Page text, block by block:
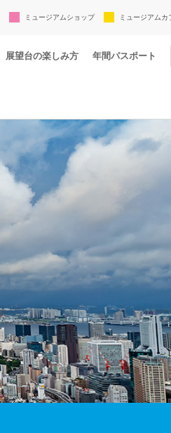
ミュージアムショップ ミュージアムカ
展望台の楽しみ方 年間パスポート